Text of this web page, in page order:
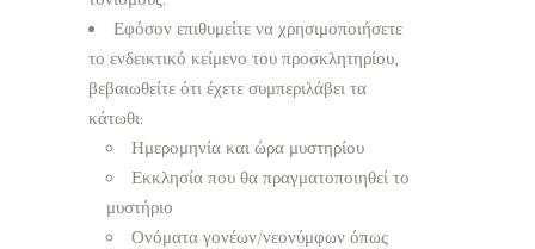
Εφόσον επιθυμείτε να χρησιμοποιήσετε
το ενδεικτικό κείμενο του προσκλητηρίου,
βεβαιωθείτε ότι έχετε συμπεριλάβει τα
κάτωθι:
Ημερομηνία και ώρα μυστηρίου
Εκκλησία που θα πραγματοποιηθεί το
μυστήριο
Ονόματα γονέων/νεονύμφων όπως